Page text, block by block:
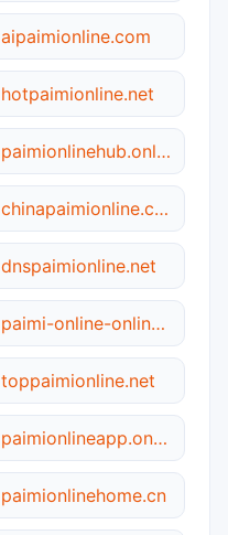
aipaimionline.com
hotpaimionline.net
paimionlinehub.online
chinapaimionline.com
dnspaimionline.net
paimi-online-online.cn
toppaimionline.net
paimionlineapp.online
paimionlinehome.cn